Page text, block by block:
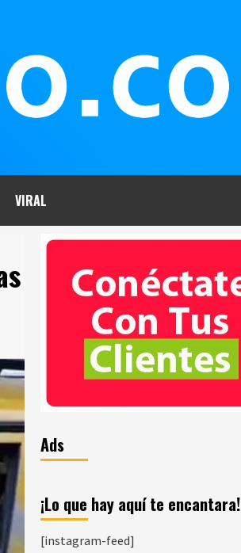
VIRAL
Ads
¡Lo que hay aquí te encantara!
[instagram-feed]